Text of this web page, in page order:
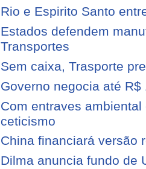
Rio e Espirito Santo
Estados defendem
Transportes
Sem caixa, Trasporte
Governo negocia até
Com entraves
ceticismo
China financiará versão
Dilma anuncia fundo de